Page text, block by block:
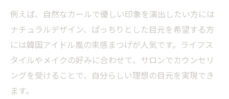
堺市でまつげパーマに注目が集まる背景を
紹介
大阪の上手いまつげパーマは堺市でも体験
可能
似合わせ重視のまつげパーマを求めるなら堺市
例えば、自然なカールで優しい印象を演出したい方には
ナチュラルデザイン、ぱっちりとした目元を希望する方
には韓国アイドル風の束感まつげが人気です。ライフス
タイルやメイクの好みに合わせて、サロンでカウンセリ
ングを受けることで、自分らしい理想の目元を実現でき
ます。